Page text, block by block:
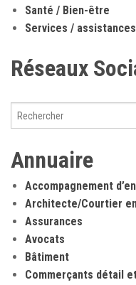
Santé / Bien-être
Services /
Réseaux
Annuaire
Accompagnement
Architecte/Courtier
Assurances
Avocats
Bâtiment
Commerçants détail